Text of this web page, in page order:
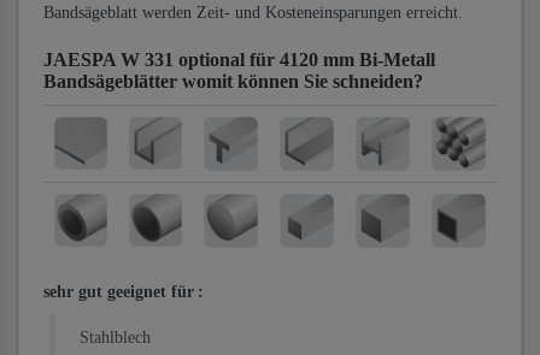
Bandsägeblatt werden Zeit- und Kosteneinsparungen erreicht.
JAESPA W 331 optional für 4120 mm Bi-Metall
Bandsägeblätter womit können Sie schneiden?
sehr gut geeignet für :
Stahlblech